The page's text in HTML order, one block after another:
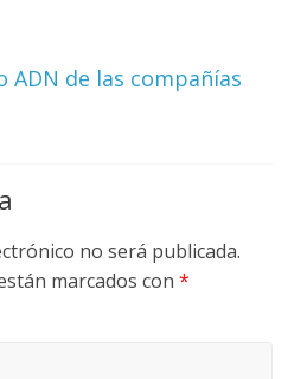
ADN de las compañías
no será publicada.
marcados con*